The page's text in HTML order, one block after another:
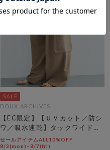
DOUX ARCHIVES
【EC限定】【ＵＶカット／防シ
ワ／吸水速乾】タックワイドカ
ーゴパンツ
セールアイテムALL10%OFF
8/3(mon)~8/7(fri)